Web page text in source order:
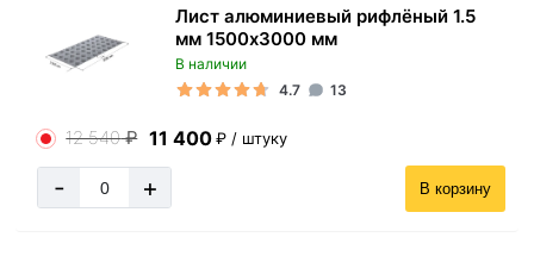
Лист алюминиевый рифлёный 1.5
мм 1500х3000 мм
В наличии
4.7
13
12 540₽ 11 400 ₽ / штуку
- + В корзину